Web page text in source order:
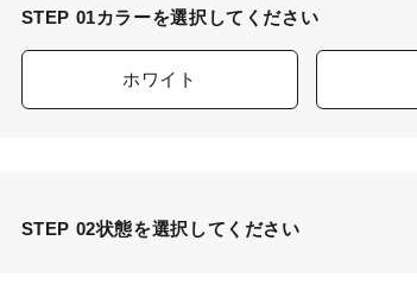
STEP 01カラーを選択してください
ホワイト
STEP 02状態を選択してください